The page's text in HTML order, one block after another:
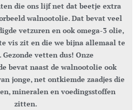
die ons lijf net dat beetje extra
walnootolie. Dat bevat veel
vetzuren en ook omega-3 olie,
vis zit en die we bijna allemaal te
vetten dus! Onze
bevat naast de walnootolie ook
jonge, net ontkiemde zaadjes die
mineralen en voedingsstoffen
zitten.